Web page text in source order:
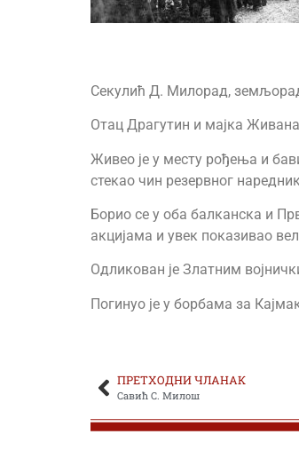
Секулић Д. Милорад,
Отац Драгутин и мајка
Живео је у месту рођења и
стекао чин резервног
Борио се у оба балканска и
акцијама и увек показивао
Одликован је Златним
Погинуо је у борбама за
ПРЕТХОДНИ ЧЛАНАК
Савић С. Милош